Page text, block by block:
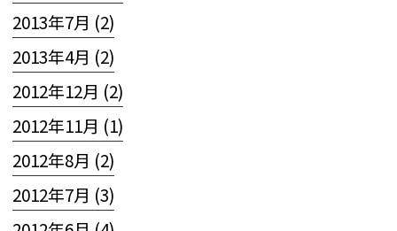
2013年7月 (2)
2013年4月 (2)
2012年12月 (2)
2012年11月 (1)
2012年8月 (2)
2012年7月 (3)